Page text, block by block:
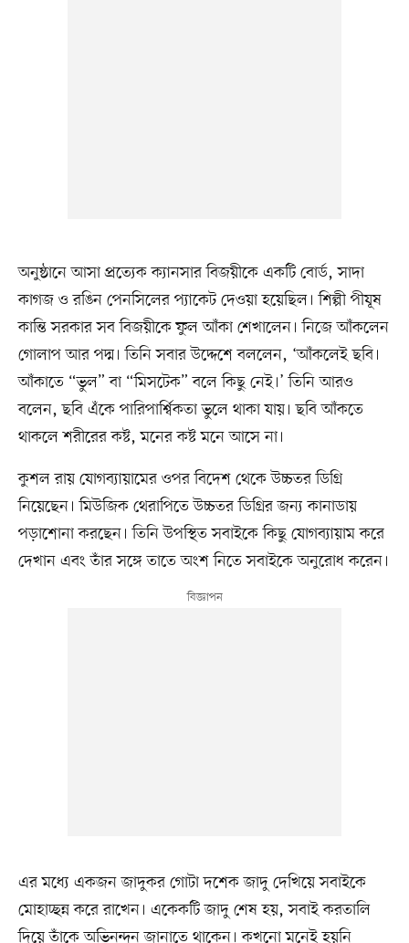
অনুষ্ঠানে আসা প্রত্যেক ক্যানসার বিজয়ীকে একটি বোর্ড, সাদা
কাগজ ও রঙিন পেনসিলের প্যাকেট দেওয়া হয়েছিল। শিল্পী পীযূষ
কান্তি সরকার সব বিজয়ীকে ফুল আঁকা শেখালেন। নিজে আঁকলেন
গোলাপ আর পদ্ম। তিনি সবার উদ্দেশে বললেন, ‘আঁকলেই ছবি।
আঁকাতে “ভুল” বা “মিসটেক” বলে কিছু নেই।’ তিনি আরও
বলেন, ছবি এঁকে পারিপার্শ্বিকতা ভুলে থাকা যায়। ছবি আঁকতে
থাকলে শরীরের কষ্ট, মনের কষ্ট মনে আসে না।
কুশল রায় যোগব্যায়ামের ওপর বিদেশ থেকে উচ্চতর ডিগ্রি
নিয়েছেন। মিউজিক থেরাপিতে উচ্চতর ডিগ্রির জন্য কানাডায়
পড়াশোনা করছেন। তিনি উপস্থিত সবাইকে কিছু যোগব্যায়াম করে
দেখান এবং তাঁর সঙ্গে তাতে অংশ নিতে সবাইকে অনুরোধ করেন।
এর মধ্যে একজন জাদুকর গোটা দশেক জাদু দেখিয়ে সবাইকে
মোহাচ্ছন্ন করে রাখেন। একেকটি জাদু শেষ হয়, সবাই করতালি
দিয়ে তাঁকে অভিনন্দন জানাতে থাকেন। কখনো মনেই হয়নি